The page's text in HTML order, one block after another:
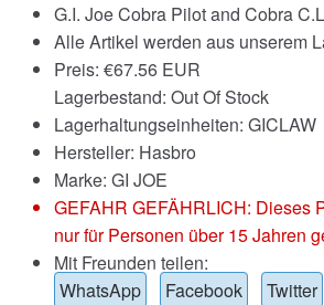
G.I. Joe Cobra Pilot and Cobra
Alle Artikel werden aus unserem
Preis: €67.56 EUR
Lagerbestand: Out Of Stock
Lagerhaltungseinheiten: GICLAW
Hersteller: Hasbro
Marke: GI JOE
GEFAHR GEFÄHRLICH: Dieses
nur für Personen über 15 Jahren
Mit Freunden teilen:
WhatsApp
Facebook Twitter